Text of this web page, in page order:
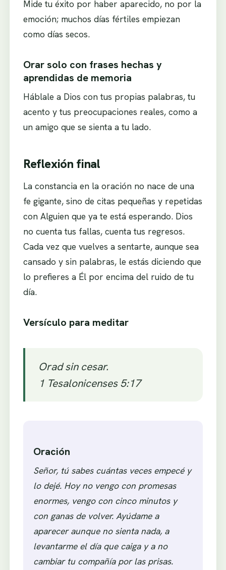
Mide tu éxito por haber aparecido, no por la
emoción; muchos días fértiles empiezan
como días secos.
Orar solo con frases hechas y
aprendidas de memoria
Háblale a Dios con tus propias palabras, tu
acento y tus preocupaciones reales, como a
un amigo que se sienta a tu lado.
Reflexión final
La constancia en la oración no nace de una
fe gigante, sino de citas pequeñas y repetidas
con Alguien que ya te está esperando. Dios
no cuenta tus fallas, cuenta tus regresos.
Cada vez que vuelves a sentarte, aunque sea
cansado y sin palabras, le estás diciendo que
lo prefieres a Él por encima del ruido de tu
día.
Versículo para meditar
Orad sin cesar.
1 Tesalonicenses 5:17
Oración
Señor, tú sabes cuántas veces empecé y
lo dejé. Hoy no vengo con promesas
enormes, vengo con cinco minutos y
con ganas de volver. Ayúdame a
aparecer aunque no sienta nada, a
levantarme el día que caiga y a no
cambiar tu compañía por las prisas.